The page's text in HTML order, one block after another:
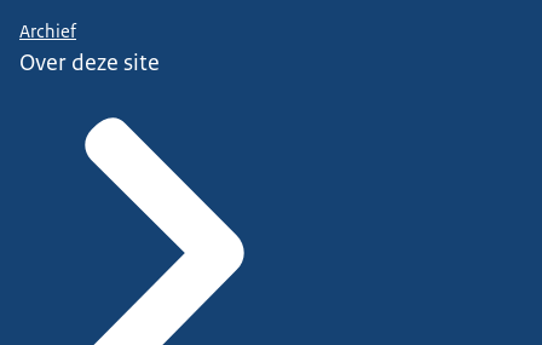
Archief
Over deze site